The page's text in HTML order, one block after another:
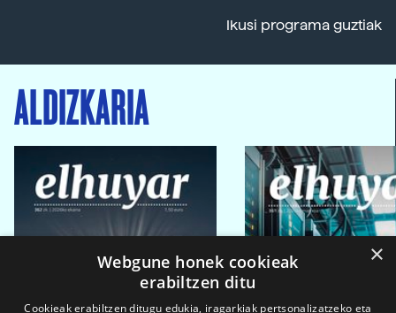
Ikusi programa guztiak
ALDIZKARIA
×
Webgune honek cookieak
erabiltzen ditu
Cookieak erabiltzen ditugu edukia, iragarkiak pertsonalizatzeko eta